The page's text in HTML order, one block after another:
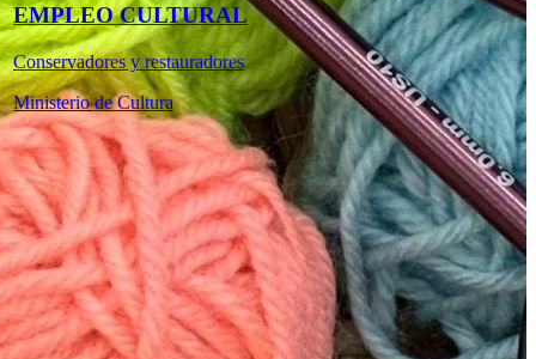
EMPLEO CULTURAL
Conservadores y restauradores
Ministerio de Cultura